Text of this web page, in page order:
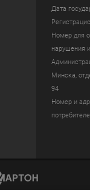
Дата
Номер для
нарушения
Минска,
94
Номер и